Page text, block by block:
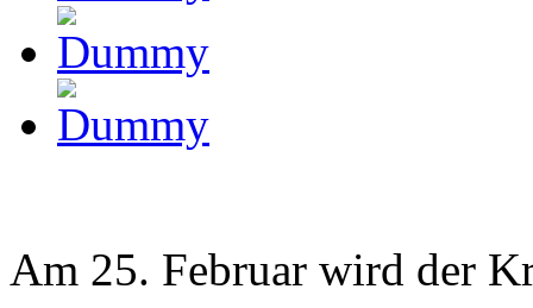
Am 25. Februar wird der